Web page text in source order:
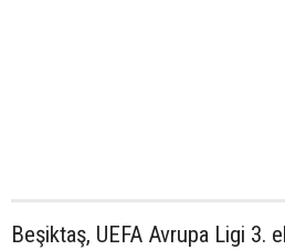
Beşiktaş, UEFA Avrupa Ligi 3.